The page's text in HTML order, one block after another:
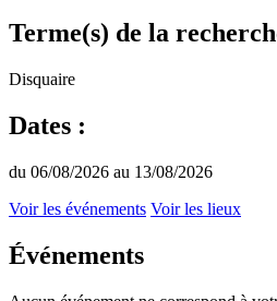
Terme(s) de la
Disquaire
Dates :
du 06/08/2026 au 13/08/2026
Voir les événements Voir les lieux
Événements